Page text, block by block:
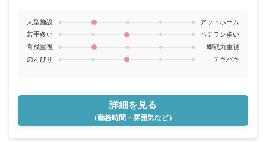
大型施設
アットホーム
若手多い
ベテラン多い
育成重視
即戦力重視
のんびり
テキパキ
詳細を見る
（勤務時間・雰囲気など）